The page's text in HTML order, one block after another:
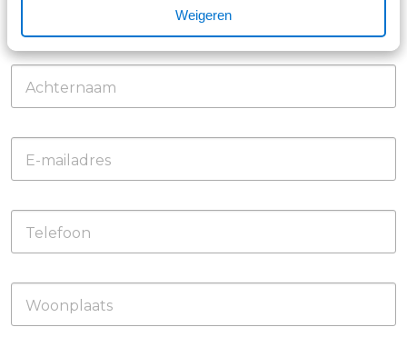
Weigeren
Achternaam
E-mailadres
Telefoon
Woonplaats